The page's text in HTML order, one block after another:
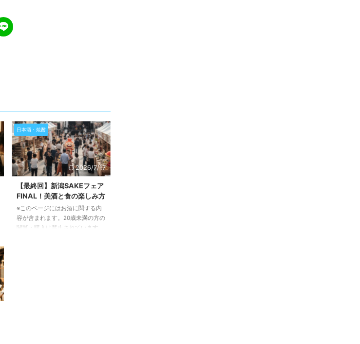
日本酒・焼酎
2026/7/17
【最終回】新潟SAKEフェア
FINAL！美酒と食の楽しみ方
※このページにはお酒に関する内
容が含まれます。20歳未満の方の
閲覧・購入は禁止されています。